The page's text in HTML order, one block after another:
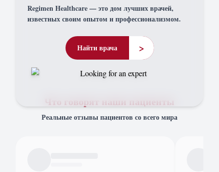
Regimen Healthcare — это дом лучших врачей,
известных своим опытом и профессионализмом.
Найти врача >
Что говорят наши пациенты
Реальные отзывы пациентов со всего мира